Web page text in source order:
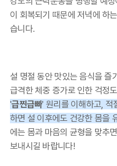
이 회복되기 때문에 저녁에 하
습니다.
설 명절 동안 맛있는 음식을 즐
급격한 체중 증가로 인한 걱정
'급찐급빠' 원리를 이해하고, 적
하면 설 이후에도 건강한 몸을
에는 몸과 마음의 균형을 맞추
보내시길 바랍니다!